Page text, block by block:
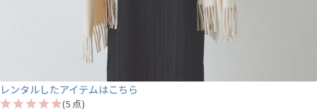
レンタルしたアイテムはこちら
(5点)